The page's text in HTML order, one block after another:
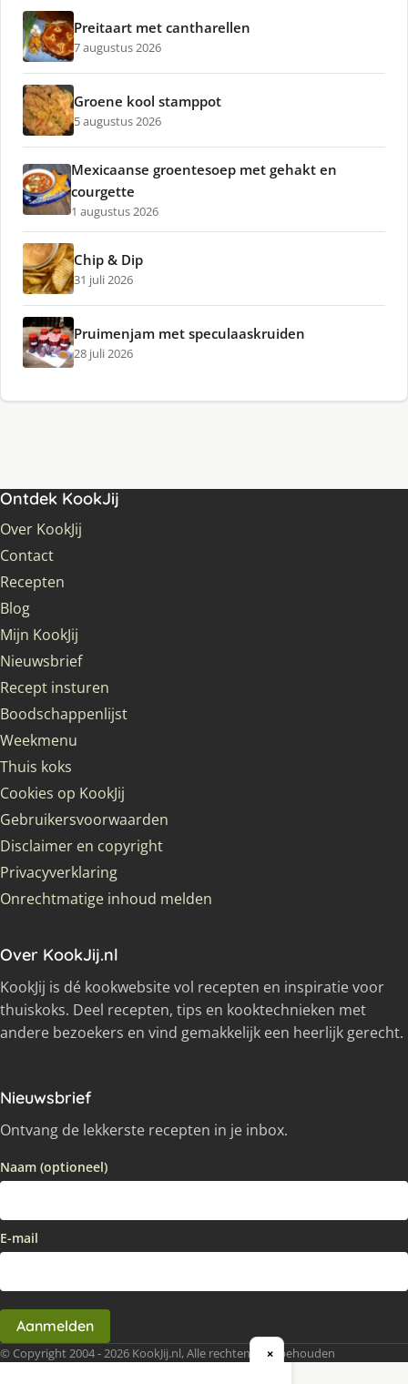
Preitaart met cantharellen
7 augustus 2026
Groene kool stamppot
5 augustus 2026
Mexicaanse groentesoep met gehakt en
courgette
1 augustus 2026
Chip & Dip
31 juli 2026
Pruimenjam met speculaaskruiden
28 juli 2026
Ontdek KookJij
Over KookJij
Contact
Recepten
Blog
Mijn KookJij
Nieuwsbrief
Recept insturen
Boodschappenlijst
Weekmenu
Thuis koks
Cookies op KookJij
Gebruikersvoorwaarden
Disclaimer en copyright
Privacyverklaring
Onrechtmatige inhoud melden
Over KookJij.nl
KookJij is dé kookwebsite vol recepten en inspiratie voor
thuiskoks. Deel recepten, tips en kooktechnieken met
andere bezoekers en vind gemakkelijk een heerlijk gerecht.
Nieuwsbrief
Ontvang de lekkerste recepten in je inbox.
Naam (optioneel)
E-mail
Aanmelden
© Copyright 2004 - 2026 KookJij.nl, Alle rechten voorbehouden
×